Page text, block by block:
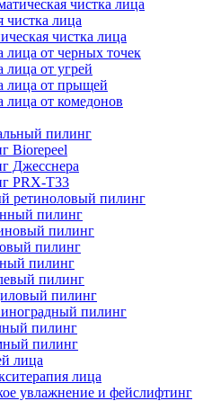
чистка лица
чистка лица
чистка лица
лица от черных точек
лица от угрей
лица от прыщей
лица от комедонов
пилинг
Biorepeel
Джесснера
PRX-T33
ретиноловый пилинг
пилинг
пилинг
пилинг
пилинг
пилинг
пилинг
пилинг
пилинг
пилинг
лица
лица
увлажнение и фейслифтинг